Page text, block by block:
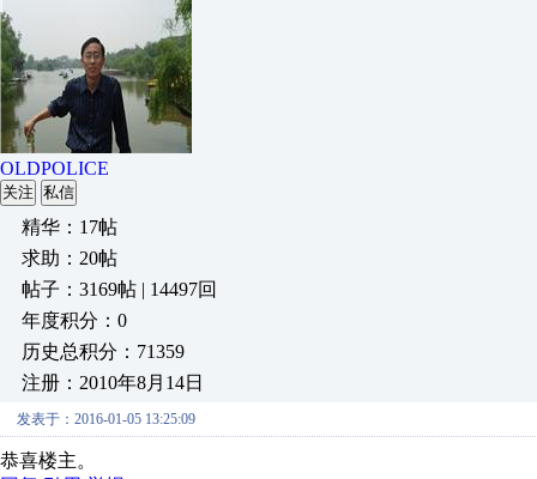
OLDPOLICE
关注 私信
精华：17帖
求助：20帖
帖子：3169帖 | 14497回
年度积分：0
历史总积分：71359
注册：2010年8月14日
发表于：2016-01-05 13:25:09
恭喜楼主。